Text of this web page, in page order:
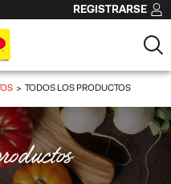
REGISTRARSE
TODOS LOS PRODUCTOS